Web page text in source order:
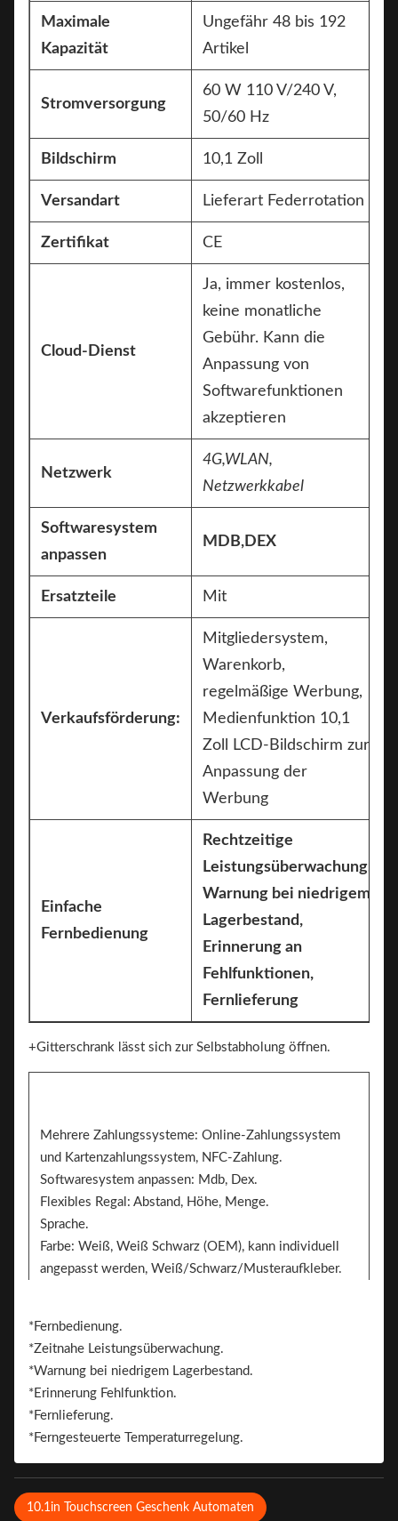
Maximale
Kapazität
Ungefähr 48 bis 192
Artikel
Stromversorgung
60 W 110 V/240 V,
50/60 Hz
Bildschirm 10,1 Zoll
Versandart Lieferart Federrotation
Zertifikat CE
Cloud-Dienst
Ja, immer kostenlos,
keine monatliche
Gebühr. Kann die
Anpassung von
Softwarefunktionen
akzeptieren
Netzwerk
4G,WLAN,
Netzwerkkabel
Softwaresystem
anpassen
MDB,DEX
Ersatzteile Mit
Verkaufsförderung:
Mitgliedersystem,
Warenkorb,
regelmäßige Werbung,
Medienfunktion 10,1
Zoll LCD-Bildschirm zur
Anpassung der
Werbung
Einfache
Fernbedienung
Rechtzeitige
Leistungsüberwachung,
Warnung bei niedrigem
Lagerbestand,
Erinnerung an
Fehlfunktionen,
Fernlieferung
+Gitterschrank lässt sich zur Selbstabholung öffnen.
Mehrere Zahlungssysteme: Online-Zahlungssystem
und Kartenzahlungssystem, NFC-Zahlung.
Softwaresystem anpassen: Mdb, Dex.
Flexibles Regal: Abstand, Höhe, Menge.
Sprache.
Farbe: Weiß, Weiß Schwarz (OEM), kann individuell
angepasst werden, Weiß/Schwarz/Musteraufkleber.
*Fernbedienung.
*Zeitnahe Leistungsüberwachung.
*Warnung bei niedrigem Lagerbestand.
*Erinnerung Fehlfunktion.
*Fernlieferung.
*Ferngesteuerte Temperaturregelung.
10.1in Touchscreen Geschenk Automaten